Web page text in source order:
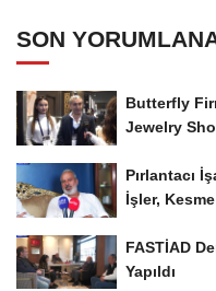
SON
Butterfly
Jewelry
Pırlantacı
İşler,
FASTİAD
Yapıldı